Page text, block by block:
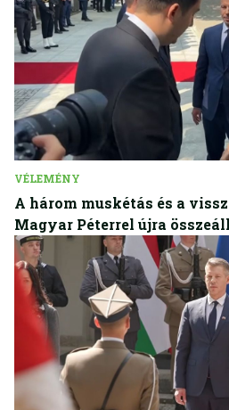
VÉLEMÉNY
A három muskétás és a
Magyar Péterrel újra